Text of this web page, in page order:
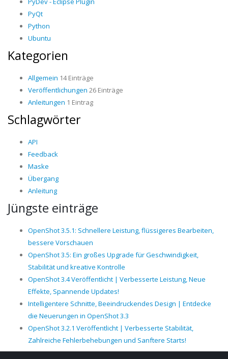
PyQt
Python
Ubuntu
Kategorien
Allgemein 14 Einträge
Veröffentlichungen 26 Einträge
Anleitungen 1 Eintrag
Schlagwörter
API
Feedback
Maske
Übergang
Anleitung
Jüngste einträge
OpenShot 3.5.1: Schnellere Leistung, flüssigeres Bearbeiten,
bessere Vorschauen
OpenShot 3.5: Ein großes Upgrade für Geschwindigkeit,
Stabilität und kreative Kontrolle
OpenShot 3.4 Veröffentlicht | Verbesserte Leistung, Neue
Effekte, Spannende Updates!
Intelligentere Schnitte, Beeindruckendes Design | Entdecke
die Neuerungen in OpenShot 3.3
OpenShot 3.2.1 Veröffentlicht | Verbesserte Stabilität,
Zahlreiche Fehlerbehebungen und Sanftere Starts!